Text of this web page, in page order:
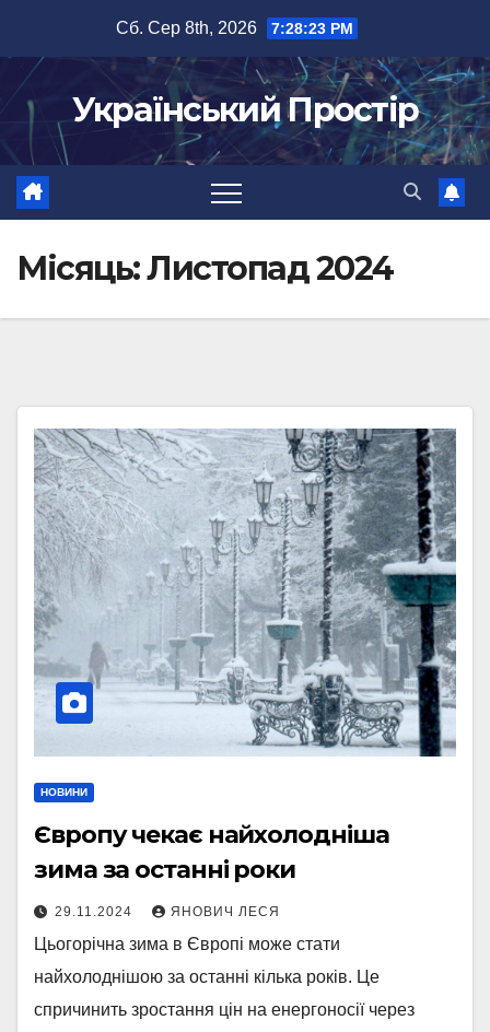
вмісту
Сб. Сер 8th, 2026 7:28:24 PM
Український Простір
Місяць:Листопад 2024
НОВИНИ
Європу чекає найхолодніша
зима за останні роки
29.11.2024 ЯНОВИЧ ЛЕСЯ
Цьогорічна зима в Європі може стати
найхолоднішою за останні кілька років. Це
спричинить зростання цін на енергоносії через